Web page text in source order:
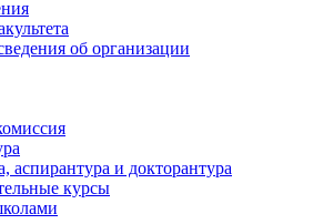
об организации
аспирантура и докторантура
курсы